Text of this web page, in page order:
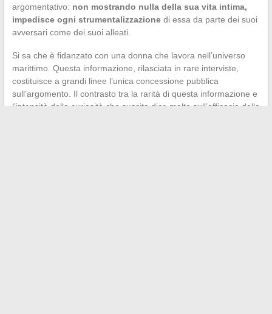
argomentativo: non mostrando nulla della sua vita intima,
impedisce ogni strumentalizzazionedi essa da parte dei suoi
avversari come dei suoi alleati.
Si sa che è fidanzato con una donna che lavora nell’universo
marittimo. Questa informazione, rilasciata in rare interviste,
costituisce a grandi linee l’unica concessione pubblica
sull’argomento. Il contrasto tra la rarità di questa informazione e
l’intensità della curiosità che suscita dice molto sull’efficacia della